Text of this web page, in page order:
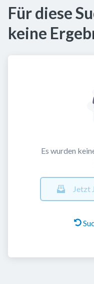
Für diese
keine
Es wurden
Jetzt